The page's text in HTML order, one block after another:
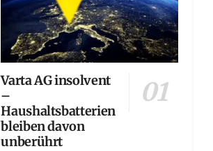
Varta AG insolvent
–
Haushaltsbatterien
bleiben davon
unberührt